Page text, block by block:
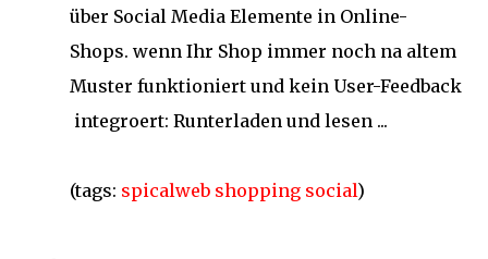
über Social Media Elemente in Online-
Shops. wenn Ihr Shop immer noch na altem
Muster funktioniert und kein User-Feedback
integroert: Runterladen und lesen ...
(tags: spicalweb shopping social)